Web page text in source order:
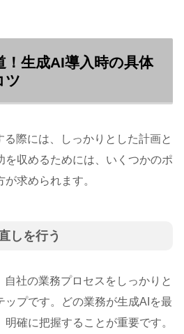
！生成AI導入時の具体
ツ
際には、しっかりとした計画と
を収めるためには、いくつかのポ
求められます。
しを行う
社の業務プロセスをしっかりと
ップです。どの業務が生成AIを最
確に把握することが重要です。